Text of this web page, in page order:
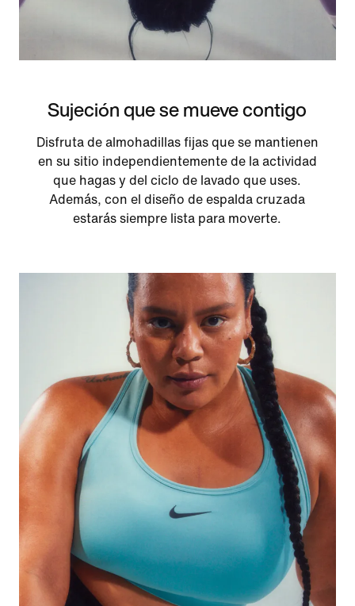
Sujeción que se mueve contigo
Disfruta de almohadillas fijas que se mantienen
en su sitio independientemente de la actividad
que hagas y del ciclo de lavado que uses.
Además, con el diseño de espalda cruzada
estarás siempre lista para moverte.